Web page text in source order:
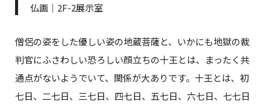
仏画｜2F-2展示室
僧侶の姿をした優しい姿の地蔵菩薩と、いかにも地獄の裁
判官にふさわしい恐ろしい顔立ちの十王とは、まったく共
通点がないようでいて、関係が大ありです。十王とは、初
七日、二七日、三七日、四七日、五七日、六七日、七七日